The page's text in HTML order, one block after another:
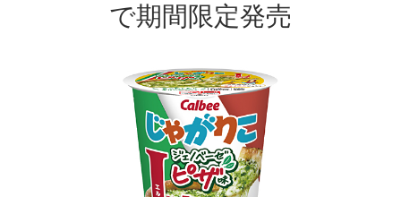
で期間限定発売